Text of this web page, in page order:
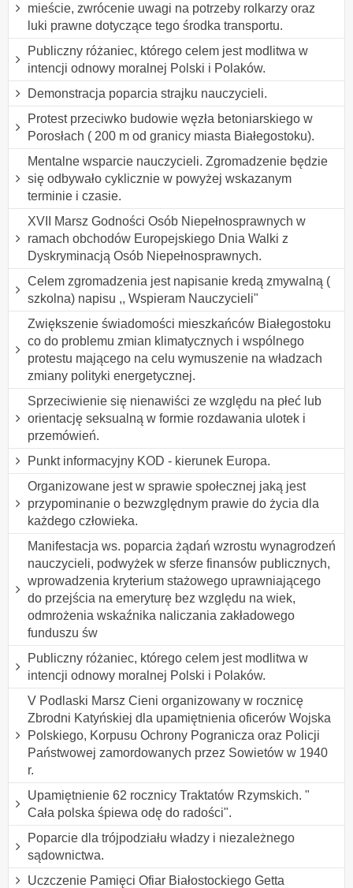
mieście, zwrócenie uwagi na potrzeby rolkarzy oraz
luki prawne dotyczące tego środka transportu.
Publiczny różaniec, którego celem jest modlitwa w
intencji odnowy moralnej Polski i Polaków.
Demonstracja poparcia strajku nauczycieli.
Protest przeciwko budowie węzła betoniarskiego w
Porosłach ( 200 m od granicy miasta Białegostoku).
Mentalne wsparcie nauczycieli. Zgromadzenie będzie
się odbywało cyklicznie w powyżej wskazanym
terminie i czasie.
XVII Marsz Godności Osób Niepełnosprawnych w
ramach obchodów Europejskiego Dnia Walki z
Dyskryminacją Osób Niepełnosprawnych.
Celem zgromadzenia jest napisanie kredą zmywalną (
szkolna) napisu ,, Wspieram Nauczycieli"
Zwiększenie świadomości mieszkańców Białegostoku
co do problemu zmian klimatycznych i wspólnego
protestu mającego na celu wymuszenie na władzach
zmiany polityki energetycznej.
Sprzeciwienie się nienawiści ze względu na płeć lub
orientację seksualną w formie rozdawania ulotek i
przemówień.
Punkt informacyjny KOD - kierunek Europa.
Organizowane jest w sprawie społecznej jaką jest
przypominanie o bezwzględnym prawie do życia dla
każdego człowieka.
Manifestacja ws. poparcia żądań wzrostu wynagrodzeń
nauczycieli, podwyżek w sferze finansów publicznych,
wprowadzenia kryterium stażowego uprawniającego
do przejścia na emeryturę bez względu na wiek,
odmrożenia wskaźnika naliczania zakładowego
funduszu św
Publiczny różaniec, którego celem jest modlitwa w
intencji odnowy moralnej Polski i Polaków.
V Podlaski Marsz Cieni organizowany w rocznicę
Zbrodni Katyńskiej dla upamiętnienia oficerów Wojska
Polskiego, Korpusu Ochrony Pogranicza oraz Policji
Państwowej zamordowanych przez Sowietów w 1940
r.
Upamiętnienie 62 rocznicy Traktatów Rzymskich. "
Cała polska śpiewa odę do radości".
Poparcie dla trójpodziału władzy i niezależnego
sądownictwa.
Uczczenie Pamięci Ofiar Białostockiego Getta